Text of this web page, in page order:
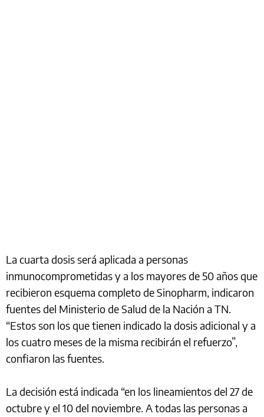
La cuarta dosis será aplicada a personas
inmunocomprometidas y a los mayores de 50 años que
recibieron esquema completo de Sinopharm, indicaron
fuentes del Ministerio de Salud de la Nación a TN.
“Estos son los que tienen indicado la dosis adicional y a
los cuatro meses de la misma recibirán el refuerzo”,
confiaron las fuentes.
La decisión está indicada “en los lineamientos del 27 de
octubre y el 10 del noviembre. A todas las personas a